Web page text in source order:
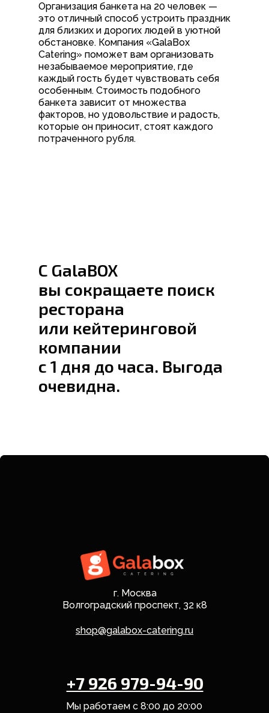
Организация банкета на 20 человек —
это отличный способ устроить праздник
для близких и дорогих людей в уютной
обстановке. Компания «GalaBox
Catering» поможет вам организовать
незабываемое мероприятие, где
каждый гость будет чувствовать себя
особенным. Стоимость подобного
банкета зависит от множества
факторов, но удовольствие и радость,
которые он приносит, стоят каждого
потраченного рубля.
С GalaBOX
вы сокращаете поиск
ресторана
или кейтеринговой
компании
с 1 дня до часа. Выгода
очевидна.
shop@galabox-catering.ru
Мы работаем с 8:00 до 20:00
г. Москва
Волгоградский проспект, 32 к8
+7 926 979-94-90